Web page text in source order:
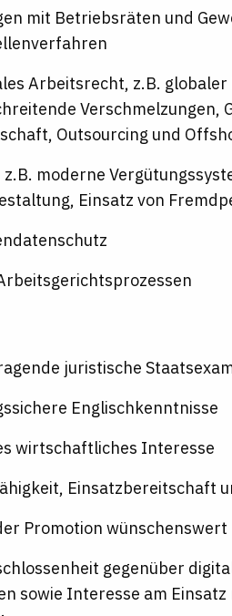
mit Betriebsräten und
Arbeitsrecht, z.B.
Verschmelzungen,
Outsourcing und
z.B. moderne
Einsatz von
juristische
Englischkenntnisse
wirtschaftliches Interesse
Einsatzbereitschaft
Promotion wünschenswert
gegenüber
sowie Interesse am